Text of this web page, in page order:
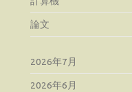
論文
2026年7月
2026年6月